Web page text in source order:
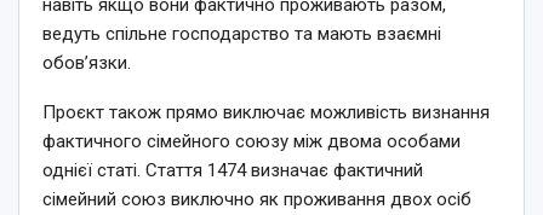
навіть якщо вони фактично проживають разом,
ведуть спільне господарство та мають взаємні
обов’язки.
Проєкт також прямо виключає можливість визнання
фактичного сімейного союзу між двома особами
однієї статі. Стаття 1474 визначає фактичний
сімейний союз виключно як проживання двох осіб